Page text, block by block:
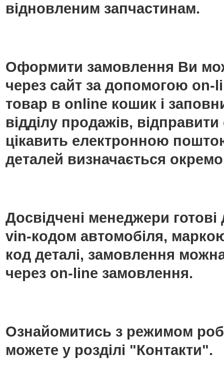
відновленим запчастинам.
Оформити замовлення Ви
через сайт за допомогою
товар в online кошик і
відділу продажів,
цікавить електронною
деталей визначається
Досвідчені менеджери
vin-кодом автомобіля,
код деталі, замовлення
через on-line замовлення.
Ознайомитись з режимом
можете у розділі "Контакти".